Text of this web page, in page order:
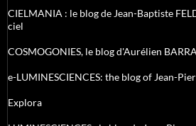
CIELMANIA : le blog de Jean-Baptiste
ciel
COSMOGONIES, le blog d'Aurélien
e-LUMINESCIENCES: the blog of Jean-
Explora